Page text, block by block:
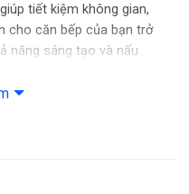
khi thức ăn chín; Dùng
192 mm
tiết kiệm không gian,
cho căn bếp của bạn trở
năng sáng tạo và nấu